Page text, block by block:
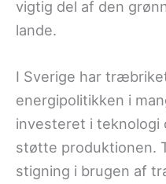
vigtig del af den
lande.
I Sverige har
energipolitikken i
investeret i
støtte produktionen.
stigning i brugen af